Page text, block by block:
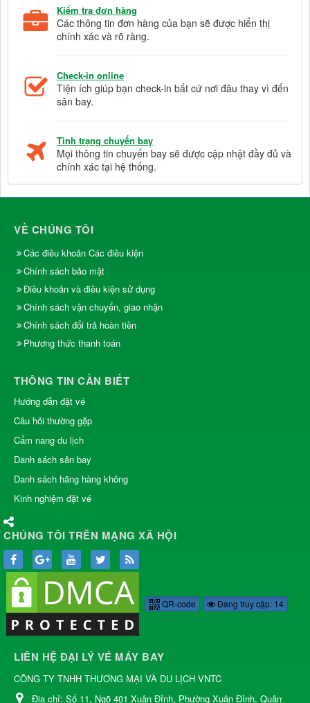
Kiểm tra đơn hàng
Các thông tin đơn hàng của bạn sẽ được hiển thị
chính xác và rõ ràng.
Check-in online
Tiện ích giúp bạn check-in bất cứ nơi đâu thay vì đến
sân bay.
Tình trạng chuyến bay
Mọi thông tin chuyến bay sẽ được cập nhật đầy đủ và
chính xác tại hệ thống.
VỀ CHÚNG TÔI
Các điều khoản Các điều kiện
Chính sách bảo mật
Điều khoản và điều kiện sử dụng
Chính sách vận chuyển, giao nhận
Chính sách đổi trả hoàn tiền
Phương thức thanh toán
THÔNG TIN CẦN BIẾT
Hướng dẫn đặt vé
Câu hỏi thường gặp
Cẩm nang du lịch
Danh sách sân bay
Danh sách hãng hàng không
Kinh nghiệm đặt vé
CHÚNG TÔI TRÊN MẠNG XÃ HỘI
QR-code Đang truy cập: 14
LIÊN HỆ ĐẠI LÝ VÉ MÁY BAY
CÔNG TY TNHH THƯƠNG MẠI VÀ DU LỊCH VNTC
Địa chỉ: Số 11, Ngõ 401 Xuân Đỉnh, Phường Xuân Đỉnh, Quận